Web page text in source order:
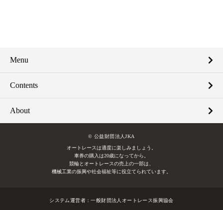
Menu
Contents
About
© 公益財団法人JKA
オートレースは適度に楽しみましょう。
車券の購入は20歳になってから。
競輪とオートレースの売上の一部は、
機械工業の振興や社会福祉等に役立てられています。
システム運営者：一般財団法人オートレース振興協会